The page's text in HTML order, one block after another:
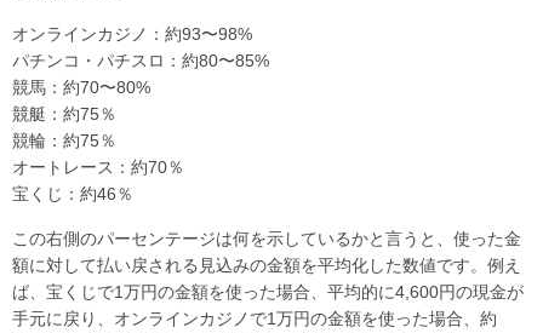
オンラインカジノ：約93〜98%
パチンコ・パチスロ：約80〜85%
競馬：約70〜80%
競艇：約75％
競輪：約75％
オートレース：約70％
宝くじ：約46％
この右側のパーセンテージは何を示しているかと言うと、使った金
額に対して払い戻される見込みの金額を平均化した数値です。例え
ば、宝くじで1万円の金額を使った場合、平均的に4,600円の現金が
手元に戻り、オンラインカジノで1万円の金額を使った場合、約